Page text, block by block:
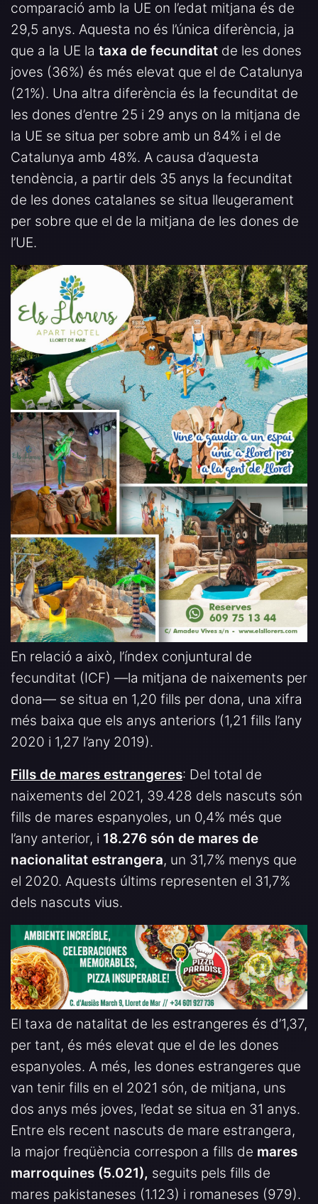
comparació amb la UE on l’edat mitjana és de
29,5 anys. Aquesta no és l’única diferència, ja
que a la UE la taxa de fecunditat de les dones
joves (36%) és més elevat que el de Catalunya
(21%). Una altra diferència és la fecunditat de
les dones d’entre 25 i 29 anys on la mitjana de
la UE se situa per sobre amb un 84% i el de
Catalunya amb 48%. A causa d’aquesta
tendència, a partir dels 35 anys la fecunditat
de les dones catalanes se situa lleugerament
per sobre que el de la mitjana de les dones de
l’UE.
En relació a això, l’índex conjuntural de
fecunditat (ICF) —la mitjana de naixements per
dona— se situa en 1,20 fills per dona, una xifra
més baixa que els anys anteriors (1,21 fills l’any
2020 i 1,27 l’any 2019).
Fills de mares estrangeres: Del total de
naixements del 2021, 39.428 dels nascuts són
fills de mares espanyoles, un 0,4% més que
l’any anterior, i 18.276 són de mares de
nacionalitat estrangera, un 31,7% menys que
el 2020. Aquests últims representen el 31,7%
dels nascuts vius.
El taxa de natalitat de les estrangeres és d’1,37,
per tant, és més elevat que el de les dones
espanyoles. A més, les dones estrangeres que
van tenir fills en el 2021 són, de mitjana, uns
dos anys més joves, l’edat se situa en 31 anys.
Entre els recent nascuts de mare estrangera,
la major freqüència correspon a fills de mares
marroquines (5.021), seguits pels fills de
mares pakistaneses (1.123) i romaneses (979).